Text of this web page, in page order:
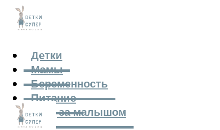
Детки
Мамы
Беременность
Питание
Уход за малышом